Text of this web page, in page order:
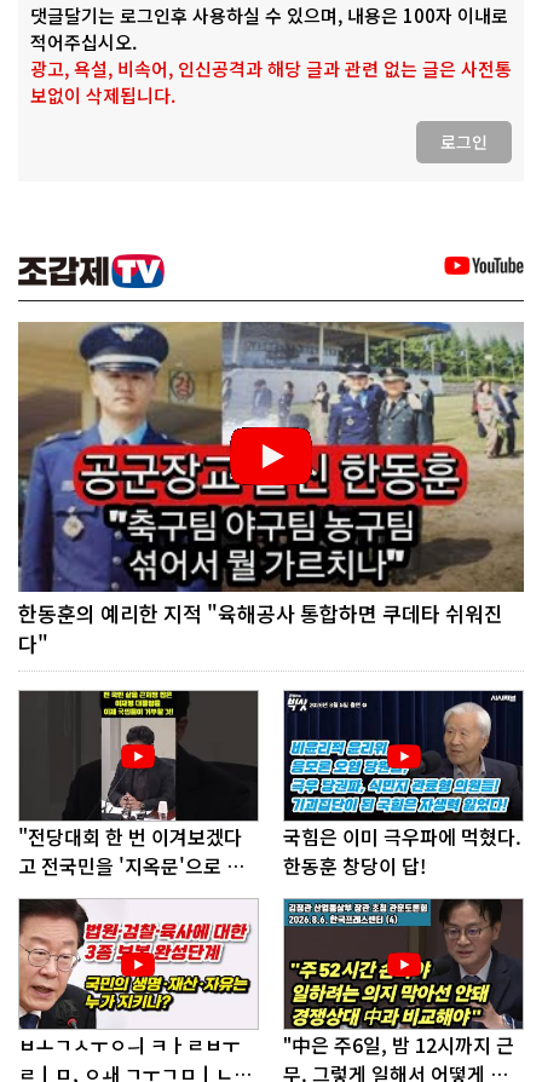
댓글달기는 로그인후 사용하실 수 있으며, 내용은 100자 이내로
적어주십시오.
광고, 욕설, 비속어, 인신공격과 해당 글과 관련 없는 글은 사전통
보없이 삭제됩니다.
로그인
한동훈의 예리한 지적 "육해공사 통합하면 쿠데타 쉬워진
다"
"전당대회 한 번 이겨보겠다
고 전국민을 '지옥문'으로 밀
어!"
국힘은 이미 극우파에 먹혔다.
한동훈 창당이 답!
ㅂㅗㄱㅅㅜㅇㅢ ㅋㅏㄹㅂㅜ
ㄹㅣㅁ, ㅇㅙ ㄱㅜㄱㅁㅣㄴㄷ
"中은 주6일, 밤 12시까지 근
무. 그렇게 일해서 어떻게 경